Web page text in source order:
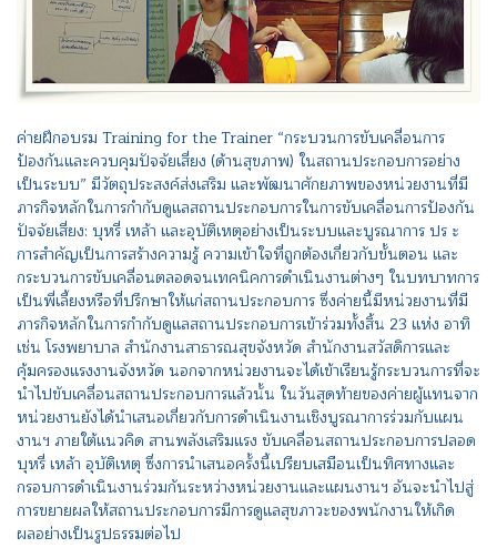
ค่ายฝึกอบรม Training for the Trainer “กระบวนการขับเคลื่อนการ
ป้องกันและควบคุมปัจจัยเสี่ยง (ด้านสุขภาพ) ในสถานประกอบการอย่าง
เป็นระบบ” มีวัตถุประสงค์ส่งเสริม และพัฒนาศักยภาพของหน่วยงานที่มี
ภารกิจหลักในการกำกับดูแลสถานประกอบการในการขับเคลื่อนการป้องกัน
ปัจจัยเสี่ยง: บุหรี่ เหล้า และอุบัติเหตุอย่างเป็นระบบและบูรณาการ ปร ะ
การสำคัญเป็นการสร้างความรู้ ความเข้าใจที่ถูกต้องเกี่ยวกับขั้นตอน และ
กระบวนการขับเคลื่อนตลอดจนเทคนิคการดำเนินงานต่างๆ ในบทบาทการ
เป็นพี่เลี้ยงหรือที่ปรึกษาให้แก่สถานประกอบการ ซึ่งค่ายนี้มีหน่วยงานที่มี
ภารกิจหลักในการกำกับดูแลสถานประกอบการเข้าร่วมทั้งสิ้น 23 แห่ง อาทิ
เช่น โรงพยาบาล สำนักงานสาธารณสุขจังหวัด สำนักงานสวัสดิการและ
คุ้มครองแรงงานจังหวัด นอกจากหน่วยงานจะได้เข้าเรียนรู้กระบวนการที่จะ
นำไปขับเคลื่อนสถานประกอบการแล้วนั้น ในวันสุดท้ายของค่ายผู้แทนจาก
หน่วยงานยังได้นำเสนอเกี่ยวกับการดำเนินงานเชิงบูรณาการร่วมกับแผน
งานฯ ภายใต้แนวคิด สานพลังเสริมแรง ขับเคลื่อนสถานประกอบการปลอด
บุหรี่ เหล้า อุบัติเหตุ ซึ่งการนำเสนอครั้งนี้เปรียบเสมือนเป็นทิศทางและ
กรอบการดำเนินงานร่วมกันระหว่างหน่วยงานและแผนงานฯ อันจะนำไปสู่
การขยายผลให้สถานประกอบการมีการดูแลสุขภาวะของพนักงานให้เกิด
ผลอย่างเป็นรูปธรรมต่อไป